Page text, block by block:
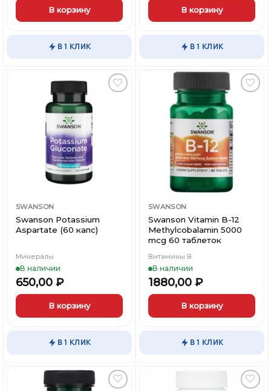
В корзину
В 1 КЛИК
В корзину
В 1 КЛИК
Добавить
Вишлист
SWANSON
Swanson Potassium
Aspartate (60 капс)
Минералы
В наличии
650,00 ₽
В корзину
В 1 КЛИК
Добавить
Вишлист
SWANSON
Swanson Vitamin B-12
Methylcobalamin 5000
mcg 60 таблеток
Витамины В
В наличии
1880,00 ₽
В корзину
В 1 КЛИК